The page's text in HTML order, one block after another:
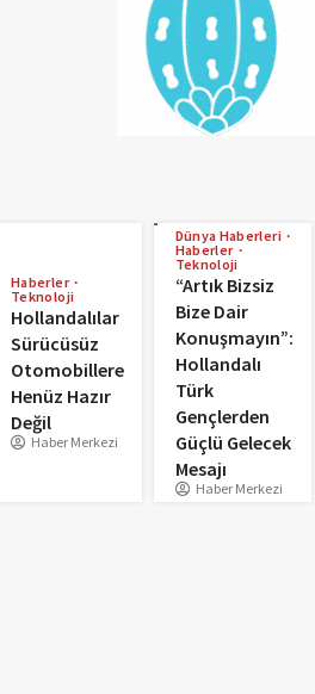
Haberler
Teknoloji
Hollandalılar
Sürücüsüz
Otomobillere
Henüz Hazır
Değil
Haber Merkezi
Dünya Haberleri
Haberler
Teknoloji
“Artık Bizsiz
Bize Dair
Konuşmayın”:
Hollandalı
Türk
Gençlerden
Güçlü Gelecek
Mesajı
Haber Merkezi